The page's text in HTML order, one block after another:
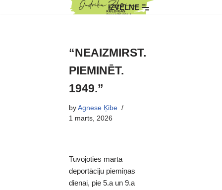
IZVĒLNE
“NEAIZMIRST.
PIEMINĒT.
1949.”
by Agnese Ķibe
1 marts, 2026
Tuvojoties marta
deportāciju piemiņas
dienai, pie 5.a un 9.a